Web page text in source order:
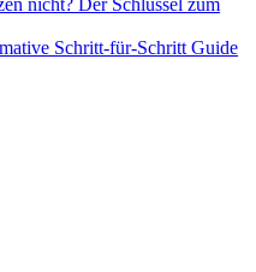
nicht? Der Schlüssel zum
Schritt-für-Schritt Guide